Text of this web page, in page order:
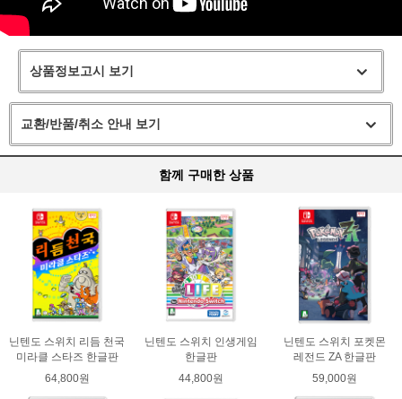
상품정보고시 보기
교환/반품/취소 안내 보기
함께 구매한 상품
닌텐도 스위치 리듬 천국
미라클 스타즈 한글판
64,800원
닌텐도 스위치 인생게임
한글판
44,800원
닌텐도 스위치 포켓몬
레전드 ZA 한글판
59,000원